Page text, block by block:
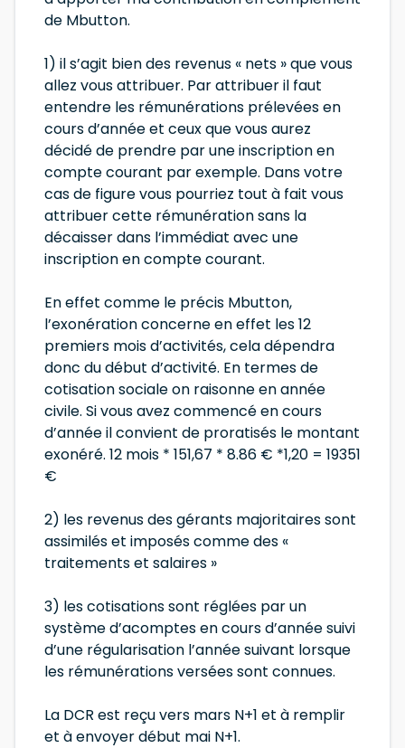
de Mbutton.
1) il s’agit bien des revenus « nets » que vous
allez vous attribuer. Par attribuer il faut
entendre les rémunérations prélevées en
cours d’année et ceux que vous aurez
décidé de prendre par une inscription en
compte courant par exemple. Dans votre
cas de figure vous pourriez tout à fait vous
attribuer cette rémunération sans la
décaisser dans l’immédiat avec une
inscription en compte courant.
En effet comme le précis Mbutton,
l’exonération concerne en effet les 12
premiers mois d’activités, cela dépendra
donc du début d’activité. En termes de
cotisation sociale on raisonne en année
civile. Si vous avez commencé en cours
d’année il convient de proratisés le montant
exonéré. 12 mois * 151,67 * 8.86 € *1,20 = 19351
€
2) les revenus des gérants majoritaires sont
assimilés et imposés comme des «
traitements et salaires »
3) les cotisations sont réglées par un
système d’acomptes en cours d’année suivi
d’une régularisation l’année suivant lorsque
les rémunérations versées sont connues.
La DCR est reçu vers mars N+1 et à remplir
et à envoyer début mai N+1.